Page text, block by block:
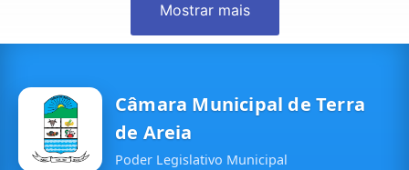
Mostrar mais
Câmara Municipal de Terra
de Areia
Poder Legislativo Municipal